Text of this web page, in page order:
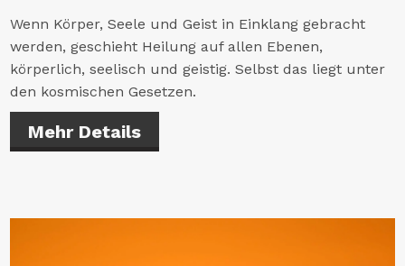
Wenn Körper, Seele und Geist in Einklang gebracht
werden, geschieht Heilung auf allen Ebenen,
körperlich, seelisch und geistig. Selbst das liegt unter
den kosmischen Gesetzen.
Mehr Details